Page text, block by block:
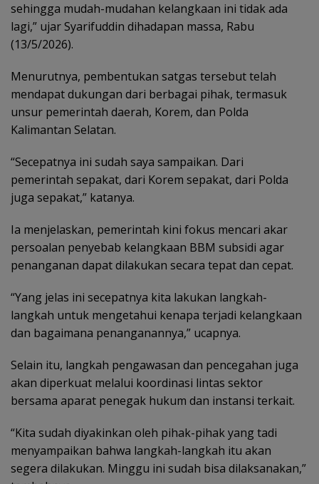
sehingga mudah-mudahan kelangkaan ini tidak ada
lagi,” ujar Syarifuddin dihadapan massa, Rabu
(13/5/2026).
Menurutnya, pembentukan satgas tersebut telah
mendapat dukungan dari berbagai pihak, termasuk
unsur pemerintah daerah, Korem, dan Polda
Kalimantan Selatan.
“Secepatnya ini sudah saya sampaikan. Dari
pemerintah sepakat, dari Korem sepakat, dari Polda
juga sepakat,” katanya.
Ia menjelaskan, pemerintah kini fokus mencari akar
persoalan penyebab kelangkaan BBM subsidi agar
penanganan dapat dilakukan secara tepat dan cepat.
“Yang jelas ini secepatnya kita lakukan langkah-
langkah untuk mengetahui kenapa terjadi kelangkaan
dan bagaimana penanganannya,” ucapnya.
Selain itu, langkah pengawasan dan pencegahan juga
akan diperkuat melalui koordinasi lintas sektor
bersama aparat penegak hukum dan instansi terkait.
“Kita sudah diyakinkan oleh pihak-pihak yang tadi
menyampaikan bahwa langkah-langkah itu akan
segera dilakukan. Minggu ini sudah bisa dilaksanakan,”